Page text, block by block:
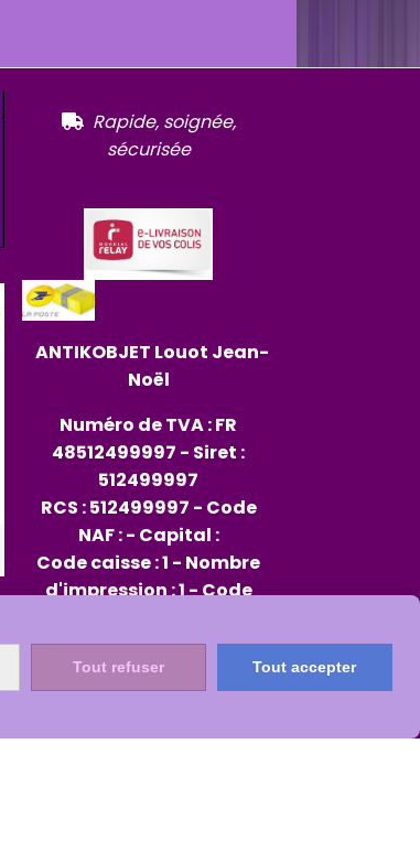
 Rapide, soignée,
sécurisée
ANTIKOBJET Louot Jean-
Noël
Numéro de TVA : FR
48512499997 - Siret :
512499997
RCS : 512499997 - Code
NAF : - Capital :
Code caisse : 1 - Nombre
d'impression : 1 - Code
Rep PAP FR334013_01JXMD
Tout refuser Tout accepter